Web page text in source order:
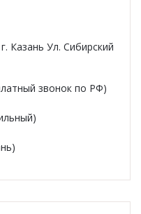
Казань Ул. Сибирский
звонок по РФ)